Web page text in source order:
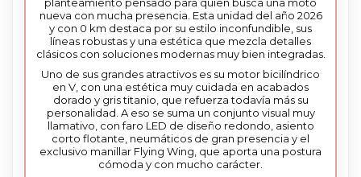
nueva con mucha presencia. Esta unidad del año 2026
y con 0 km destaca por su estilo inconfundible, sus
líneas robustas y una estética que mezcla detalles
clásicos con soluciones modernas muy bien integradas.
Uno de sus grandes atractivos es su motor bicilíndrico
en V, con una estética muy cuidada en acabados
dorado y gris titanio, que refuerza todavía más su
personalidad. A eso se suma un conjunto visual muy
llamativo, con faro LED de diseño redondo, asiento
corto flotante, neumáticos de gran presencia y el
exclusivo manillar Flying Wing, que aporta una postura
cómoda y con mucho carácter.